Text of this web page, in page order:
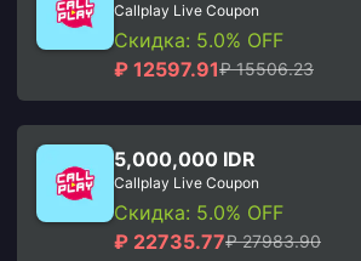
Callplay Live Coupon
Скидка: 5.0% OFF
₽ 12597.91₽ 15506.23
5,000,000 IDR
Callplay Live Coupon
Скидка: 5.0% OFF
₽ 22735.77₽ 27983.90